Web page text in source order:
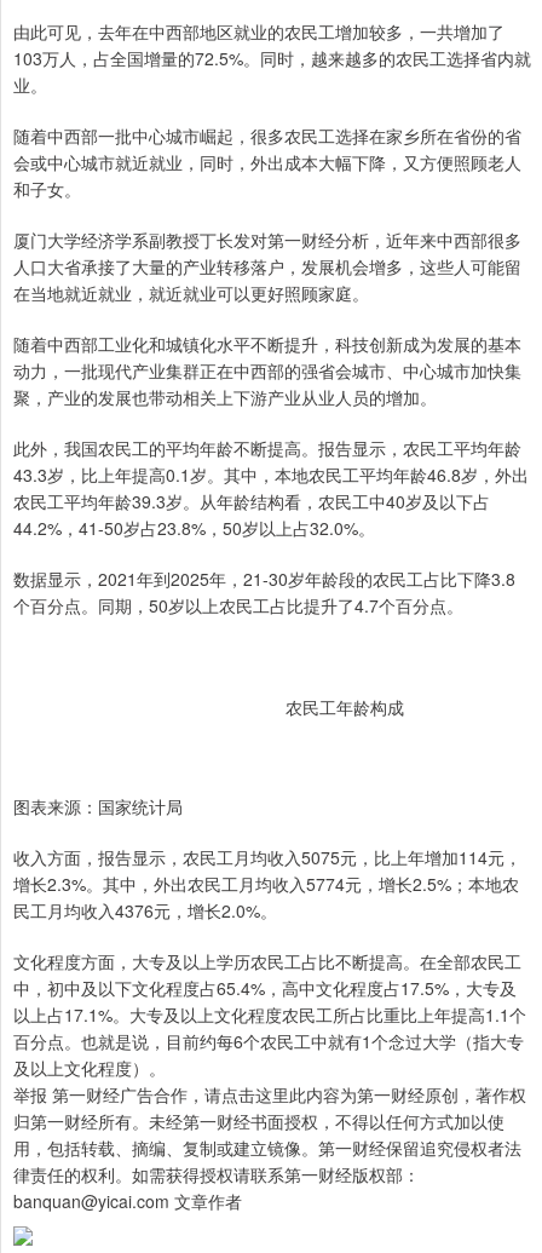
由此可见，去年在中西部地区就业的农民工增加较多，一共增加了
103万人，占全国增量的72.5%。同时，越来越多的农民工选择省内就
业。
随着中西部一批中心城市崛起，很多农民工选择在家乡所在省份的省
会或中心城市就近就业，同时，外出成本大幅下降，又方便照顾老人
和子女。
厦门大学经济学系副教授丁长发对第一财经分析，近年来中西部很多
人口大省承接了大量的产业转移落户，发展机会增多，这些人可能留
在当地就近就业，就近就业可以更好照顾家庭。
随着中西部工业化和城镇化水平不断提升，科技创新成为发展的基本
动力，一批现代产业集群正在中西部的强省会城市、中心城市加快集
聚，产业的发展也带动相关上下游产业从业人员的增加。
此外，我国农民工的平均年龄不断提高。报告显示，农民工平均年龄
43.3岁，比上年提高0.1岁。其中，本地农民工平均年龄46.8岁，外出
农民工平均年龄39.3岁。从年龄结构看，农民工中40岁及以下占
44.2%，41-50岁占23.8%，50岁以上占32.0%。
数据显示，2021年到2025年，21-30岁年龄段的农民工占比下降3.8
个百分点。同期，50岁以上农民工占比提升了4.7个百分点。
农民工年龄构成
图表来源：国家统计局
收入方面，报告显示，农民工月均收入5075元，比上年增加114元，
增长2.3%。其中，外出农民工月均收入5774元，增长2.5%；本地农
民工月均收入4376元，增长2.0%。
文化程度方面，大专及以上学历农民工占比不断提高。在全部农民工
中，初中及以下文化程度占65.4%，高中文化程度占17.5%，大专及
以上占17.1%。大专及以上文化程度农民工所占比重比上年提高1.1个
百分点。也就是说，目前约每6个农民工中就有1个念过大学（指大专
及以上文化程度）。
举报 第一财经广告合作，请点击这里此内容为第一财经原创，著作权
归第一财经所有。未经第一财经书面授权，不得以任何方式加以使
用，包括转载、摘编、复制或建立镜像。第一财经保留追究侵权者法
律责任的权利。如需获得授权请联系第一财经版权部：
banquan@yicai.com 文章作者